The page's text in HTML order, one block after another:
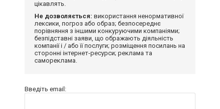
цікавлять.
Не дозволяється: використання ненормативної
лексики, погроз або образ; безпосереднє
порівняння з іншими конкуруючими компаніями;
безпідставні заяви, що ображають діяльність
компанії і / або її послуги; розміщення посилань на
сторонні інтернет-ресурси; реклама та
самореклама.
Введіть email: